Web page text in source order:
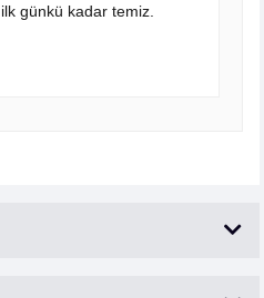
ilk günkü kadar temiz.